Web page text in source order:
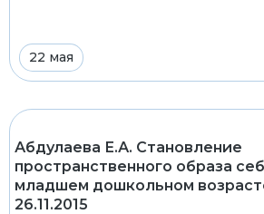
22 мая
Абдулаева Е.А. Становление
пространственного образа
младшем дошкольном
26.11.2015